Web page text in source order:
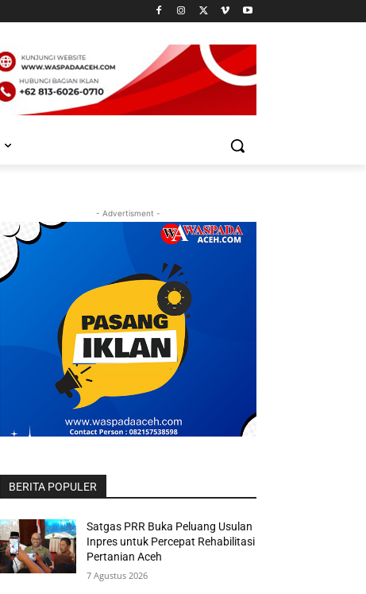
- Advertisment -
BERITA POPULER
Satgas PRR Buka Peluang Usulan
Inpres untuk Percepat Rehabilitasi
Pertanian Aceh
7 Agustus 2026